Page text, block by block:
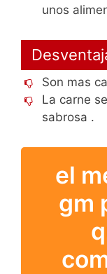
unos
Son mas
La carne
sabrosa .
el
gm